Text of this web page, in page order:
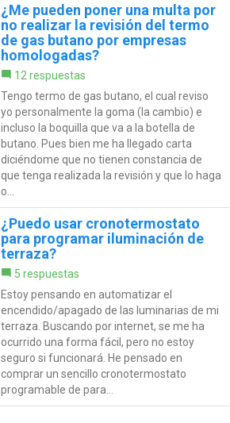
¿Me pueden poner una multa por
no realizar la revisión del termo
de gas butano por empresas
homologadas?
12 respuestas
Tengo termo de gas butano, el cual reviso
yo personalmente la goma (la cambio) e
incluso la boquilla que va a la botella de
butano. Pues bien me ha llegado carta
diciéndome que no tienen constancia de
que tenga realizada la revisión y que lo haga
o...
¿Puedo usar cronotermostato
para programar iluminación de
terraza?
5 respuestas
Estoy pensando en automatizar el
encendido/apagado de las luminarias de mi
terraza. Buscando por internet, se me ha
ocurrido una forma fácil, pero no estoy
seguro si funcionará. He pensado en
comprar un sencillo cronotermostato
programable de para...